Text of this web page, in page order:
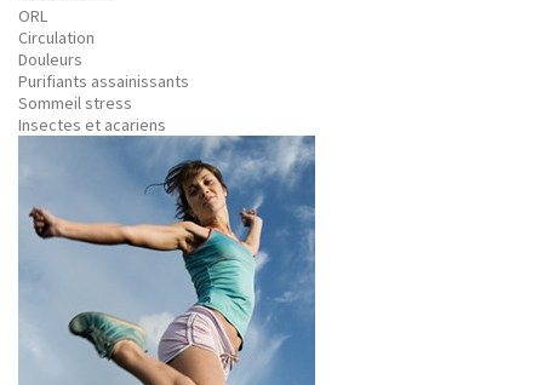
ORL
Circulation
Douleurs
Purifiants assainissants
Sommeil stress
Insectes et acariens